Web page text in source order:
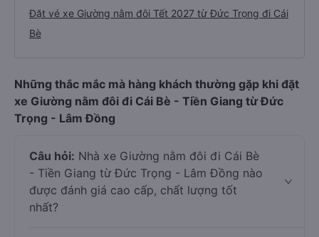
Đặt vé xe Giường nằm đôi Tết 2027 từ Đức Trọng đi Cái
Bè
Những thắc mắc mà hàng khách thường gặp khi đặt
xe Giường nằm đôi đi Cái Bè - Tiền Giang từ Đức
Trọng - Lâm Đồng
Câu hỏi: Nhà xe Giường nằm đôi đi Cái Bè
- Tiền Giang từ Đức Trọng - Lâm Đồng nào
được đánh giá cao cấp, chất lượng tốt
nhất?